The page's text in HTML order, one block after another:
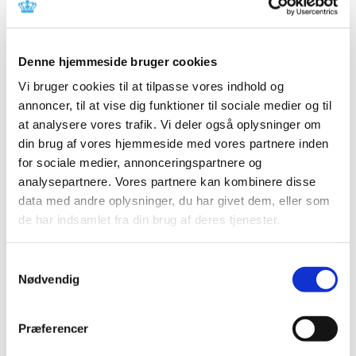
Denne hjemmeside bruger cookies
Vi bruger cookies til at tilpasse vores indhold og
annoncer, til at vise dig funktioner til sociale medier og til
at analysere vores trafik. Vi deler også oplysninger om
din brug af vores hjemmeside med vores partnere inden
for sociale medier, annonceringspartnere og
analysepartnere. Vores partnere kan kombinere disse
data med andre oplysninger, du har givet dem, eller som
de har indsamlet fra din brug af deres tjenester.
Nødvendig
Præferencer
deres kliniske erfaringer viser, at et lægemiddels
…
Fem mio. afsat til forskning på
stofskifteområdet
|4. oktober 2018|
Der er afsat fem mio. kr. til forskning i medicinsk
behandling af patienter med lavt stofskifte. …
Ledig bevilling til Egtved Apotek
|3. oktober 2018|
Bevillingen til at drive Egtved Apotek er ledig pr. 1. april
2019.
Hypotron mod lavt blodtryk får ikke generelt
|3. oktober 2018
Lægemiddelstyrelsen har besluttet, at Hypotron, der